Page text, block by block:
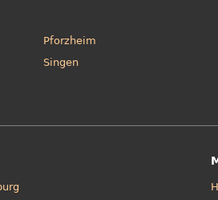
Pforzheim
Singen